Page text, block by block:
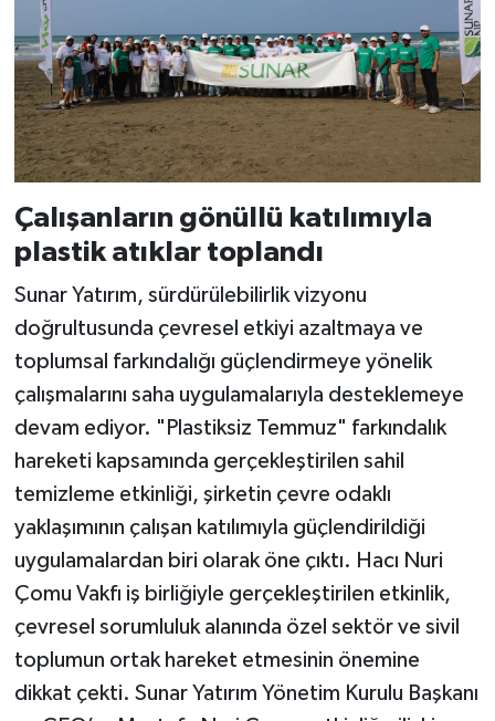
Çalışanların gönüllü katılımıyla
plastik atıklar toplandı
Sunar Yatırım, sürdürülebilirlik vizyonu
doğrultusunda çevresel etkiyi azaltmaya ve
toplumsal farkındalığı güçlendirmeye yönelik
çalışmalarını saha uygulamalarıyla desteklemeye
devam ediyor. "Plastiksiz Temmuz" farkındalık
hareketi kapsamında gerçekleştirilen sahil
temizleme etkinliği, şirketin çevre odaklı
yaklaşımının çalışan katılımıyla güçlendirildiği
uygulamalardan biri olarak öne çıktı. Hacı Nuri
Çomu Vakfı iş birliğiyle gerçekleştirilen etkinlik,
çevresel sorumluluk alanında özel sektör ve sivil
toplumun ortak hareket etmesinin önemine
dikkat çekti. Sunar Yatırım Yönetim Kurulu Başkanı